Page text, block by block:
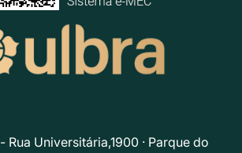
- Rua Universitária,1900 · Parque do